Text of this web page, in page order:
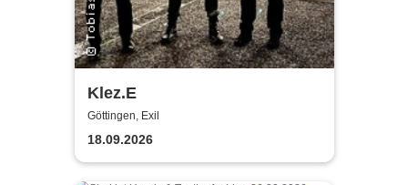
Klez.E
Göttingen, Exil
18.09.2026